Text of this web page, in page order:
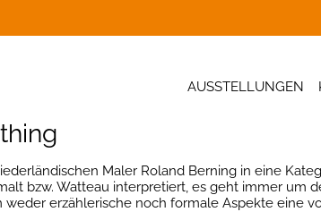
AUSSTELLUNGEN
Maler Roland Berning in eine
bzw. Watteau interpretiert, es geht immer um
erzählerische noch formale Aspekte eine